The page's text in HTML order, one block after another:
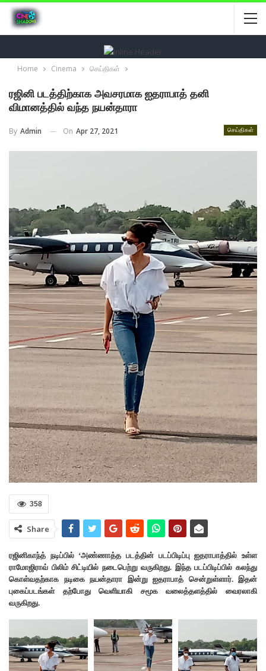
Home Cinema செய்திகள்
ரஜினி படத்திற்காக அவசரமாக ஐதராபாத் தனி
விமானத்தில் வந்த நயன்தாரா
செய்திகள்
By Admin On Apr 27, 2021
358
Share
ரஜினிகாந்த் நடிப்பில் ‘அண்ணாத்த படத்தின் படப்பிடிப்பு ஐதராபாத்தில் உள்ள
ராமோஜிராவ் பிலிம் சிட்டியில் நடைபெற்று வருகிறது. இந்த படப்பிடிப்பில் கலந்து
கொள்வதற்காக நடிகை நயன்தாரா இன்று ஐதராபாத் சென்றுள்ளார். இதன்
புகைப்படங்கள் தற்போது வெளியாகி சமூக வலைத்தளத்தில் வைரலாகி
வருகிறது.